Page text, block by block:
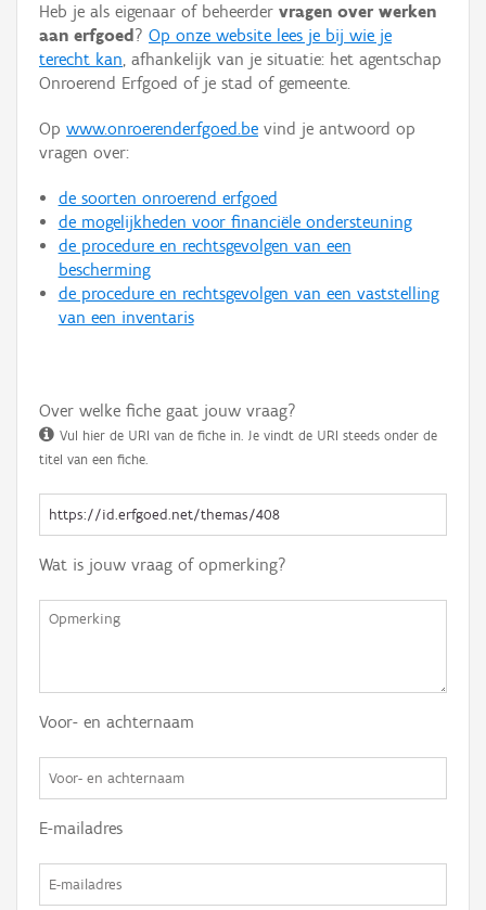
Hergebruik
Aanmelden
Heb je als eigenaar of beheerder vragen over werken
aan erfgoed ? Op onze website lees je bij wie je
terecht kan, afhankelijk van je situatie: het agentschap
Onroerend Erfgoed of je stad of gemeente.
Op www.onroerenderfgoed.be vind je antwoord op
vragen over:
de soorten onroerend erfgoed
de mogelijkheden voor financiële ondersteuning
de procedure en rechtsgevolgen van een
bescherming
de procedure en rechtsgevolgen van een vaststelling
van een inventaris
Over welke fiche gaat jouw vraag?
Vul hier de URI van de fiche in. Je vindt de URI steeds onder de
titel van een fiche.
Wat is jouw vraag of opmerking?
Voor- en achternaam
E-mailadres